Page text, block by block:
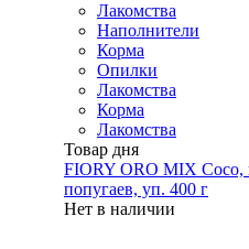
Лакомства
Наполнители
Корма
Опилки
Лакомства
Корма
Лакомства
Товар дня
FIORY ORO MIX Coco,
попугаев, уп. 400 г
Нет в наличии